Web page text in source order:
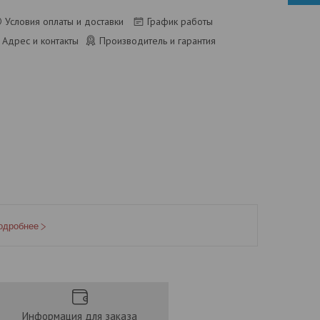
Условия оплаты и доставки
График работы
Адрес и контакты
Производитель и гарантия
Информация для заказа